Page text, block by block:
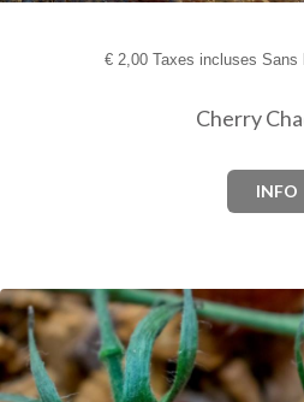
€2,00 Taxes incluses Sans
Cherry
INFO